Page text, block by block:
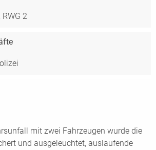
RWG 2
mit zwei Fahrzeugen wurde die
und ausgeleuchtet, auslaufende